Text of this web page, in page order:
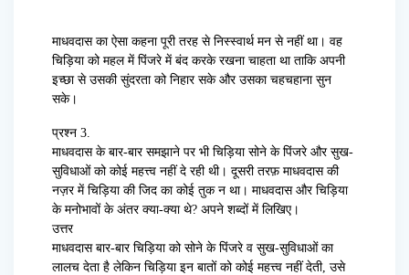
माधवदास का ऐसा कहना पूरी तरह से निस्स्वार्थ मन से नहीं था। वह
चिड़िया को महल में पिंजरे में बंद करके रखना चाहता था ताकि अपनी
इच्छा से उसकी सुंदरता को निहार सके और उसका चहचहाना सुन
सके।
प्रश्न 3.
माधवदास के बार-बार समझाने पर भी चिड़िया सोने के पिंजरे और सुख-
सुविधाओं को कोई महत्त्व नहीं दे रही थी। दूसरी तरफ़ माधवदास की
नज़र में चिड़िया की जिद का कोई तुक न था। माधवदास और चिड़िया
के मनोभावों के अंतर क्या-क्या थे? अपने शब्दों में लिखिए।
उत्तर
माधवदास बार-बार चिड़िया को सोने के पिंजरे व सुख-सुविधाओं का
लालच देता है लेकिन चिड़िया इन बातों को कोई महत्त्व नहीं देती, उसे